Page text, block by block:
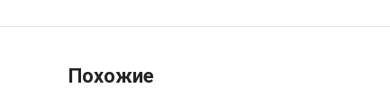
Похожие